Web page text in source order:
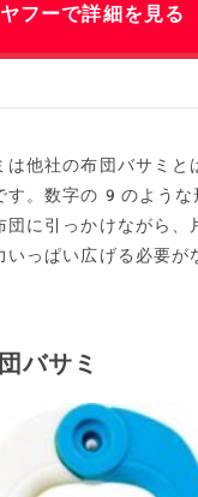
ヤフーで詳細を見る
は他社の布団バサミと
す。数字の9のような
団に引っかけながら、
いっぱい広げる必要が
バサミ